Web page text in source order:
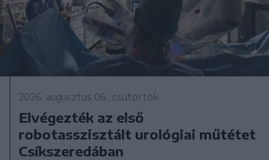
2026. augusztus 06., csütörtök
Elvégezték az első
robotasszisztált urológiai műtétet
Csíkszeredában